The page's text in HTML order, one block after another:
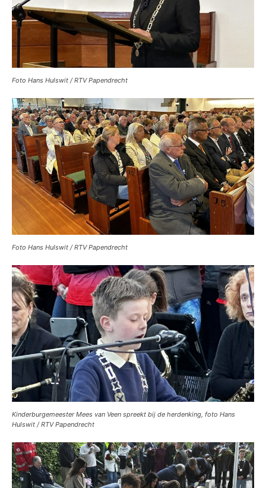
Foto Hans Hulswit / RTV Papendrecht
Foto Hans Hulswit / RTV Papendrecht
Kinderburgemeester Mees van Veen spreekt bij de herdenking, foto Hans
Hulswit / RTV Papendrecht